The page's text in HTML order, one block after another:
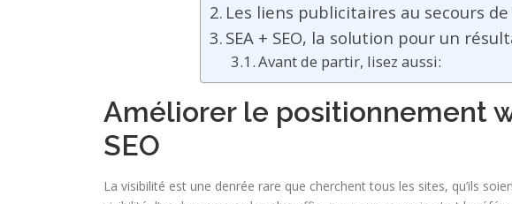
Les liens publicitaires au secours
SEA + SEO, la solution pour un
Avant de partir, lisez aussi:
Améliorer le positionnement
SEO
La visibilité est une denrée rare que cherchent tous les sites, qu’ils